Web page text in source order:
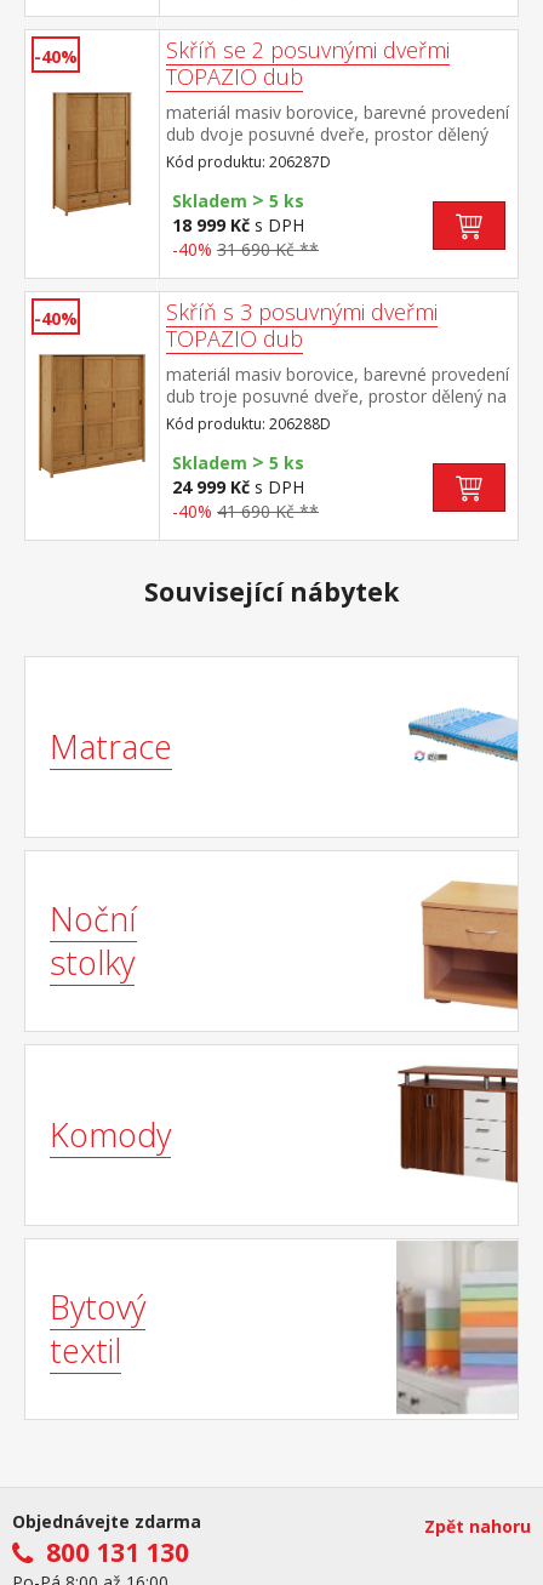
-40%
Skříň se 2 posuvnými dveřmi
TOPAZIO dub
materiál masiv borovice, barevné provedení
dub dvoje posuvné dveře, prostor dělený
na poloviny v levé části kovová šatní tyč a
jedna police, v pravé části 4 police dole dvě
zásuvky s kovovými úchytkami a pojezdy
Kód produktu: 206287D
Skladem > 5 ks
18 999 Kč s DPH
-40% 31 690 Kč **
-40%
Skříň s 3 posuvnými dveřmi
TOPAZIO dub
materiál masiv borovice, barevné provedení
dub troje posuvné dveře, prostor dělený na
třetiny v levé a pravé části kovová šatní tyč
a jedna police ve střední části 4 police dole
tři zásuvky s kovovými úchytkami a pojezdy
Kód produktu: 206288D
Skladem > 5 ks
24 999 Kč s DPH
-40% 41 690 Kč **
Související nábytek
Matrace
Noční
stolky
Komody
Bytový
textil
Objednávejte zdarma
800 131 130
Zpět nahoru